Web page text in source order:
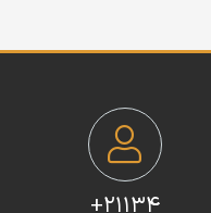
21134+